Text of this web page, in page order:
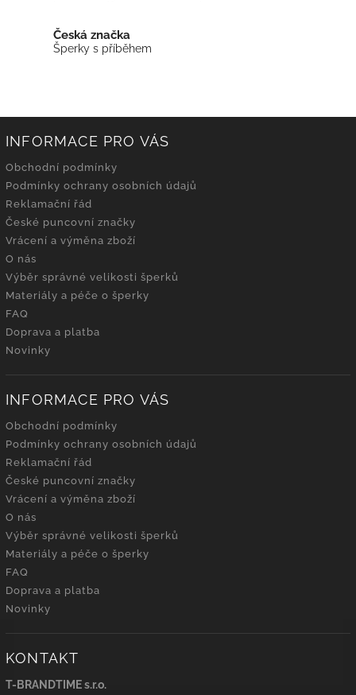
Česká značka
Šperky s příběhem
INFORMACE PRO VÁS
Obchodní podmínky
Podmínky ochrany osobních údajů
Reklamační řád
České puncovní značky
Vrácení a výměna zboží
O nás
Výběr správné velikosti šperků
Materiály a péče o šperky
FAQ
Doprava a platba
Novinky
INFORMACE PRO VÁS
Obchodní podmínky
Podmínky ochrany osobních údajů
Reklamační řád
České puncovní značky
Vrácení a výměna zboží
O nás
Výběr správné velikosti šperků
Materiály a péče o šperky
FAQ
Doprava a platba
Novinky
KONTAKT
T-BRANDTIME s.r.o.